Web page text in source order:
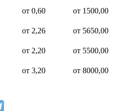
от 0,60
от 1500,00
от 2,26
от 5650,00
от 2,20
от 5500,00
от 3,20
от 8000,00